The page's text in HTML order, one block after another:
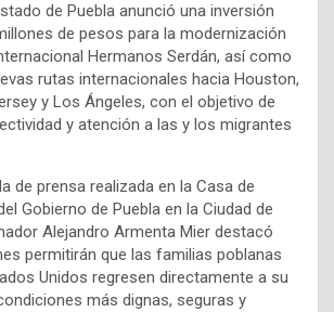
de Puebla anunció una inversión
de pesos para la modernización
Hermanos Serdán, así como
rutas internacionales hacia Houston,
y Los Ángeles, con el objetivo de
y atención a las y los migrantes
de prensa realizada en la Casa de
Gobierno de Puebla en la Ciudad de
Alejandro Armenta Mier destacó
permitirán que las familias poblanas
Unidos regresen directamente a su
más dignas, seguras y